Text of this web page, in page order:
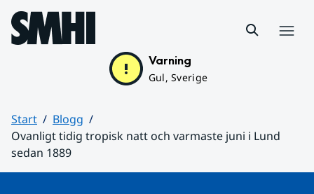
Hoppa till sidans innehåll
Varning
Gul, Sverige
Start
Blogg
Ovanligt tidig tropisk natt och varmaste juni i Lund
sedan 1889